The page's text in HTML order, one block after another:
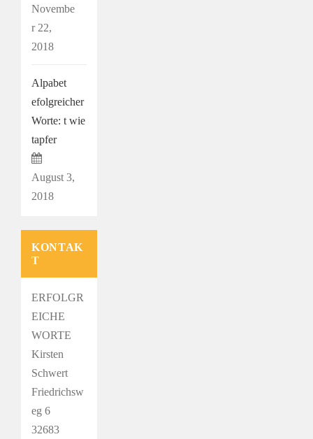
Novembe
r 22,
2018
Alpabet
efolgreicher
Worte: t wie
tapfer
August 3,
2018
KONTAK
T
ERFOLGR
EICHE
WORTE
Kirsten
Schwert
Friedrichsw
eg 6
32683